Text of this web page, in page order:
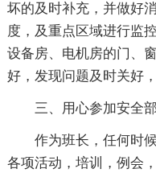
坏的及时补充，并做好
度，及重点区域进行监
设备房、电机房的门、
好，发现问题及时关好
三、用心参加安全
作为班长，任何时
各项活动，培训，例会